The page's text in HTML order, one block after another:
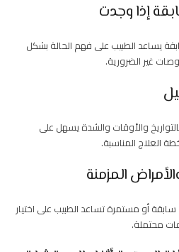
إذا وجدت
يساعد الطبيب على فهم الحالة بشكل
غير الضرورية.
والأوقات والشدة يسهل على
العلاج المناسبة.
المزمنة
أو مستمرة تساعد الطبيب على اختيار
محتملة.